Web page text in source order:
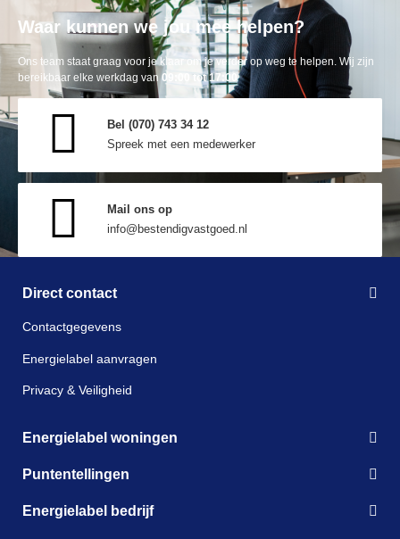
Waar kunnen we jou mee helpen?
Ons team staat graag voor je klaar om je verder op weg te helpen. Wij zijn
bereikbaar elke werkdag van09:00 tot 17:00
Bel (070) 743 34 12
Spreek met een medewerker
Mail ons op
info@bestendigvastgoed.nl
Direct contact
Contactgegevens
Energielabel aanvragen
Privacy & Veiligheid
Energielabel woningen
Puntentellingen
Energielabel bedrijf